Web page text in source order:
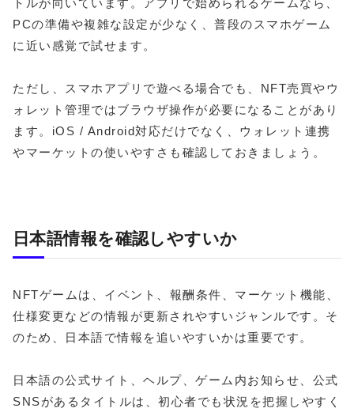
トルが向いています。アプリで始められるゲームなら、
PCの準備や複雑な設定が少なく、普段のスマホゲーム
に近い感覚で試せます。
ただし、スマホアプリで遊べる場合でも、NFT売買やウ
ォレット管理ではブラウザ操作が必要になることがあり
ます。iOS / Android対応だけでなく、ウォレット連携
やマーケットの使いやすさも確認しておきましょう。
日本語情報を確認しやすいか
NFTゲームは、イベント、報酬条件、マーケット機能、
仕様変更などの情報が更新されやすいジャンルです。そ
のため、日本語で情報を追いやすいかは重要です。
日本語の公式サイト、ヘルプ、ゲーム内お知らせ、公式
SNSがあるタイトルは、初心者でも状況を把握しやすく